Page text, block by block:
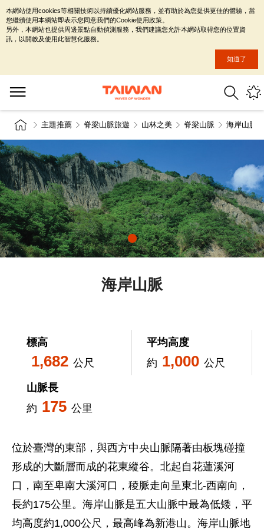
主題推薦 脊梁山脈旅遊 山林之美 脊梁山脈 海岸山脈
海岸山脈
標高
1,682 公尺
平均高度
約 1,000 公尺
山脈長
約 175 公里
位於臺灣的東部，與西方中央山脈隔著由板塊碰撞
形成的大斷層而成的花東縱谷。北起自花蓮溪河
口，南至卑南大溪河口，稜脈走向呈東北-西南向，
長約175公里。海岸山脈是五大山脈中最為低矮，平
均高度約1,000公尺，最高峰為新港山。海岸山脈地
本網站使用cookies等相關技術以持續優化網站服務，並有助於為您提供更佳的體驗，當
您繼續使用本網站即表示您同意我們的Cookie使用政策。
另外，本網站也提供周邊景點自動偵測服務，我們建議您允許本網站取得您的位置資
訊，以開啟及使用此智慧化服務。
知道了